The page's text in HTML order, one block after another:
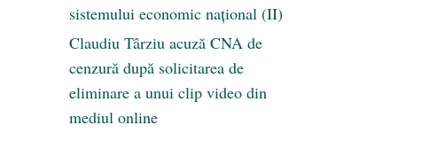
sistemului economic naţional (II)
Claudiu Târziu acuză CNA de
cenzură după solicitarea de
eliminare a unui clip video din
mediul online